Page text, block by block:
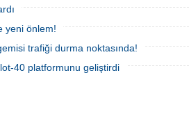
yeni önlem!
trafiği durma noktasında!
40 platformunu geliştirdi